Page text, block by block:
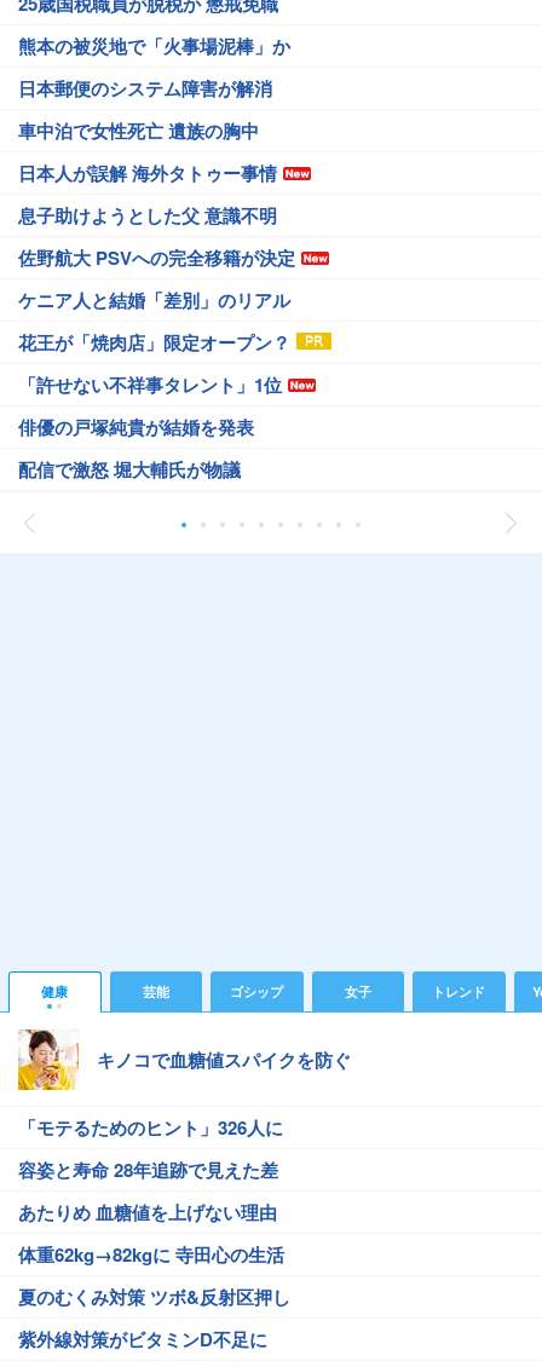
熊本の被災地で「火事場泥棒」か
日本郵便のシステム障害が解消
車中泊で女性死亡 遺族の胸中
日本人が誤解 海外タトゥー事情
息子助けようとした父 意識不明
佐野航大 PSVへの完全移籍が決定
ケニア人と結婚「差別」のリアル
花王が「焼肉店」限定オープン？
「許せない不祥事タレント」1位
俳優の戸塚純貴が結婚を発表
配信で激怒 堀大輔氏が物議
健康 芸能 ゴシップ 女子 トレンド
キノコで血糖値スパイクを防ぐ
「モテるためのヒント」326人に
容姿と寿命 28年追跡で見えた差
あたりめ 血糖値を上げない理由
体重62kg→82kgに 寺田心の生活
夏のむくみ対策 ツボ&反射区押し
紫外線対策がビタミンD不足に